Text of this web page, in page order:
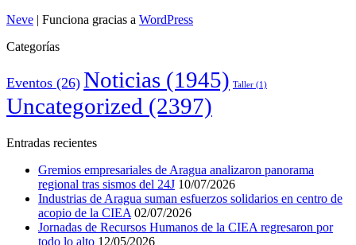
Neve | Funciona gracias a WordPress
Categorías
Eventos (26) Noticias (1945) Taller (1)
Uncategorized (2397)
Entradas recientes
Gremios empresariales de Aragua analizaron panorama
regional tras sismos del 24J 10/07/2026
Industrias de Aragua suman esfuerzos solidarios en centro de
acopio de la CIEA 02/07/2026
Jornadas de Recursos Humanos de la CIEA regresaron por
todo lo alto 12/05/2026